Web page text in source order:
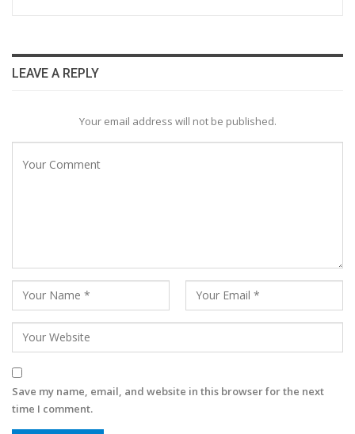
LEAVE A REPLY
Your email address will not be published.
Save my name, email, and website in this browser for the next
time I comment.